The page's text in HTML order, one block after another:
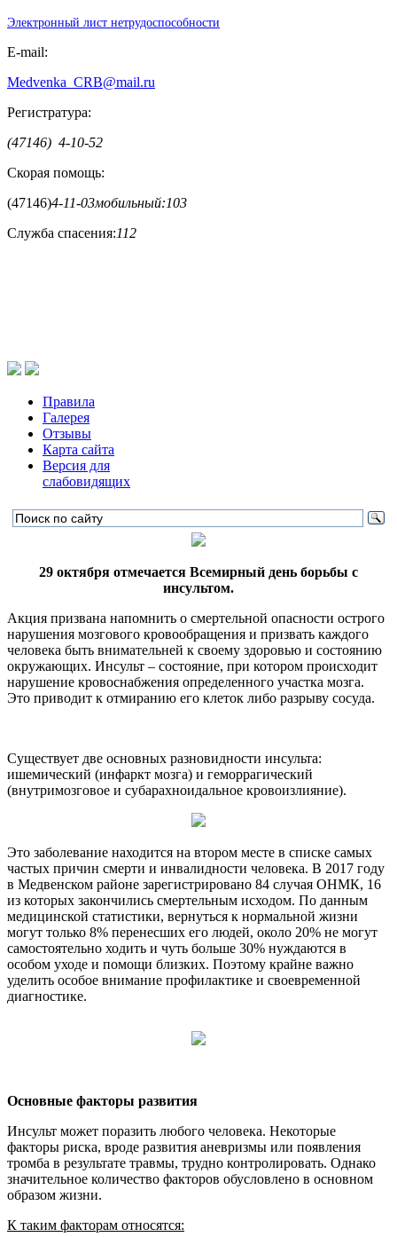
Электронный лист нетрудоспособности
E-mail:
Medvenka_CRB@mail.ru
Регистратура:
(47146) 4-10-52
Скорая помощь:
(47146)4-11-03мобильный:103
Служба спасения:112
Правила
Галерея
Отзывы
Карта сайта
Версия для
слабовидящих
29 октября отмечается Всемирный день борьбы с
инсультом.
Акция призвана напомнить о смертельной опасности острого
нарушения мозгового кровообращения и призвать каждого
человека быть внимательней к своему здоровью и состоянию
окружающих. Инсульт – состояние, при котором происходит
нарушение кровоснабжения определенного участка мозга.
Это приводит к отмиранию его клеток либо разрыву сосуда.
Существует две основных разновидности инсульта:
ишемический (инфаркт мозга) и геморрагический
(внутримозговое и субарахноидальное кровоизлияние).
Это заболевание находится на втором месте в списке самых
частых причин смерти и инвалидности человека. В 2017 году
в Медвенском районе зарегистрировано 84 случая ОНМК, 16
из которых закончились смертельным исходом. По данным
медицинской статистики, вернуться к нормальной жизни
могут только 8% перенесших его людей, около 20% не могут
самостоятельно ходить и чуть больше 30% нуждаются в
особом уходе и помощи близких. Поэтому крайне важно
уделить особое внимание профилактике и своевременной
диагностике.
Основные факторы развития
Инсульт может поразить любого человека. Некоторые
факторы риска, вроде развития аневризмы или появления
тромба в результате травмы, трудно контролировать. Однако
значительное количество факторов обусловлено в основном
образом жизни.
К таким факторам относятся: